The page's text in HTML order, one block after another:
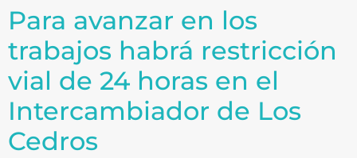
Para avanzar en los
trabajos habrá restricción
vial de 24 horas en el
Intercambiador de Los
Cedros